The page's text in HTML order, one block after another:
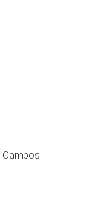
Campos